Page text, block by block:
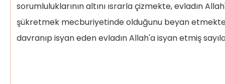
sorumluluklarının altını ısrarla çizmekte, evladın
şükretmek mecburiyetinde olduğunu beyan
davranıp isyan eden evladın Allah'a isyan etmiş